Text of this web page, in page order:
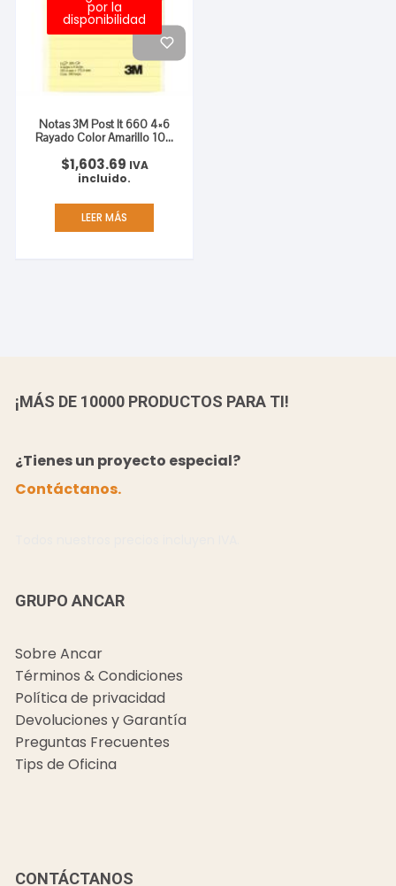
por la
disponibilidad
Notas 3M Post It 660 4×6
Rayado Color Amarillo 100
$1,603.69 IVA
incluido.
LEER MÁS
¡MÁS DE 10000 PRODUCTOS PARA TI!
¿Tienes un proyecto especial?
Contáctanos.
GRUPO ANCAR
Sobre Ancar
Términos & Condiciones
Política de privacidad
Devoluciones y Garantía
Preguntas Frecuentes
Tips de Oficina
CONTÁCTANOS